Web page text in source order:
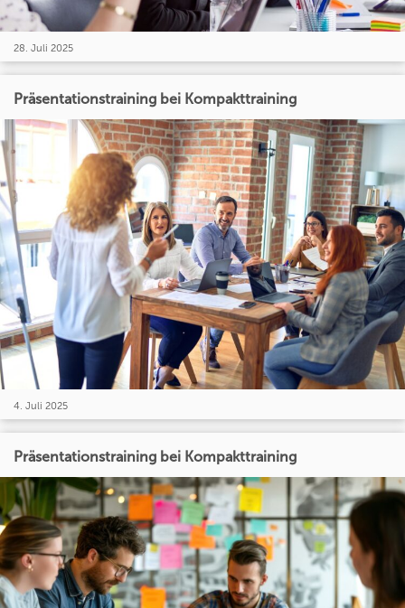
28. Juli 2025
Präsentationstraining bei Kompakttraining
4. Juli 2025
Präsentationstraining bei Kompakttraining